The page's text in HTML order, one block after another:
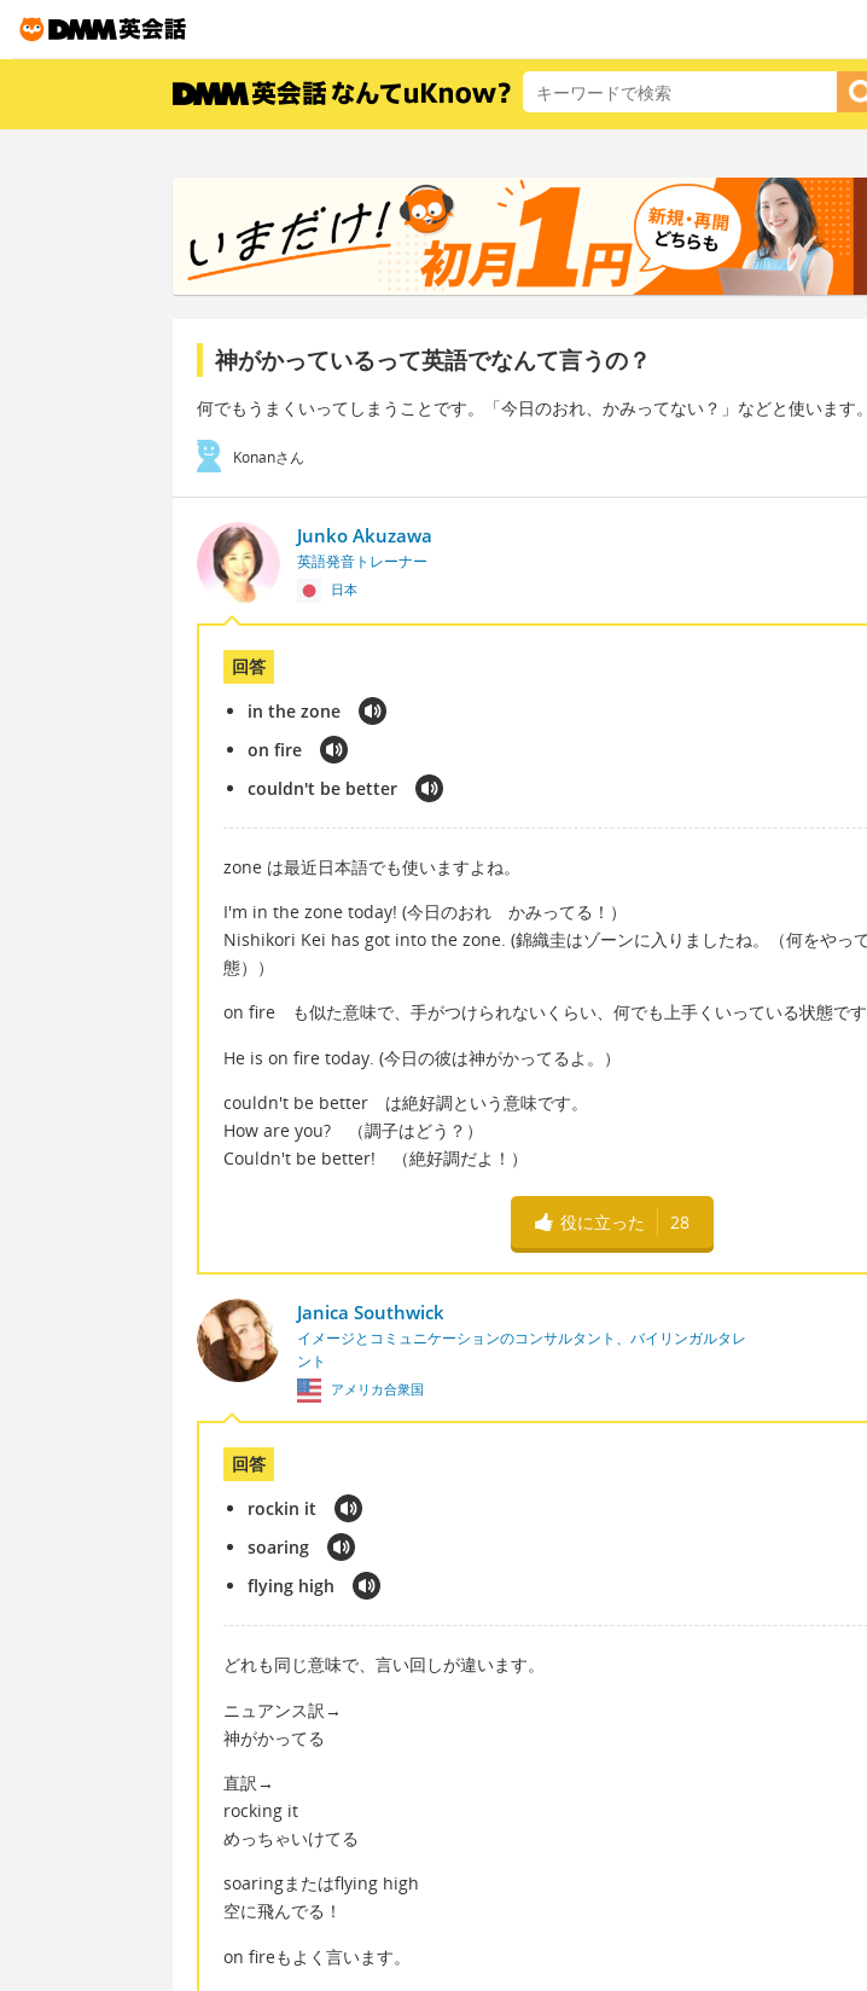
神がかっているって英語でなんて言うの？
何でもうまくいってしまうことです。「今日のおれ、かみってない？」などと使います。
Konanさん
Junko Akuzawa
英語発音トレーナー
日本
回答
in the zone
on fire
couldn't be better
zone は最近日本語でも使いますよね。
I'm in the zone today! (今日のおれ かみってる！）
Nishikori Kei has got into the zone. (錦織圭はゾーンに入りましたね。（何をやっ
態））
on fire も似た意味で、手がつけられないくらい、何でも上手くいっている状態です
He is on fire today. (今日の彼は神がかってるよ。）
couldn't be better は絶好調という意味です。
How are you? （調子はどう？）
Couldn't be better! （絶好調だよ！）
役に立った 28
Janica Southwick
イメージとコミュニケーションのコンサルタント、バイリンガルタレ
ント
アメリカ合衆国
回答
rockin it
soaring
flying high
どれも同じ意味で、言い回しが違います。
ニュアンス訳→
神がかってる
直訳→
rocking it
めっちゃいけてる
soaringまたはflying high
空に飛んでる！
on fireもよく言います。